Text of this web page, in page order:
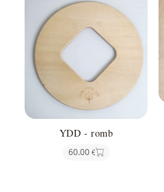
YDD - romb
60.00 €